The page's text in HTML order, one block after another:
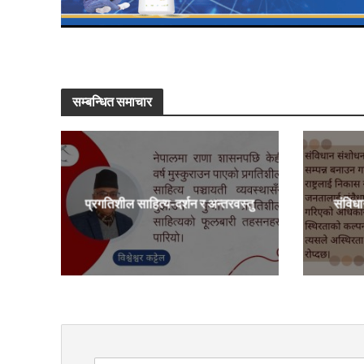
सम्बन्धित समाचार
प्रगतिशील साहित्य-दर्शन र अन्तरवस्तु